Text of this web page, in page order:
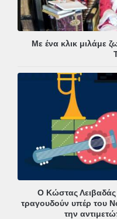
Με ένα κλικ μιλάμε
Ο Κώστας
τραγουδούν υπέρ του
την